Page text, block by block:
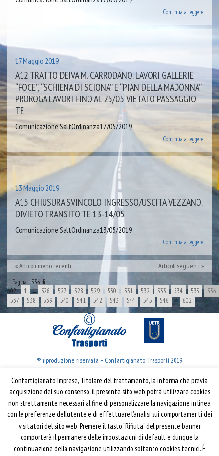
Continua a leggere
17 Maggio 2019
A12 TRATTO DEIVA M.-CARRODANO. LAVORI GALLERIE
“FOCE”, “SCHIENA DI SCIONA” E “PIAN DELLA MADONNA”
PROROGA LAVORI FINO AL 25/05 VIETATO PASSAGGIO
TE
Comunicazione SaltOrdinanza17/05/2019
Continua a leggere
13 Maggio 2019
A15 CHIUSURA SVINCOLO INGRESSO/USCITA VEZZANO.
DIVIETO TRANSITO TE 13-14/05
Comunicazione SaltOrdinanza13/05/2019
Continua a leggere
Articoli meno recenti Articoli seguenti
Pagina 536 di
602
1 ← 526 527 528 529 530 531 532 533 534 535
536
537
538 539 540 541 542 543 544 545 546 >> 602
® riproduzione riservata – Confartigianato Trasporti 2019
Confartigianato Trasporti
Via S. Giovanni in Laterano, 152 | 00184 Roma
T: 06 70374.275
trasporti@confartigianato.it
confartigianatotrasporti@pec.it
Confartigianato Imprese, Titolare del trattamento, la informa che previa
acquisizione del suo consenso, il presente sito web potrà utilizzare cookies
non strettamente necessari al fine di personalizzare la navigazione in linea
con le preferenze dell’utente e di effettuare l’analisi sui comportamenti dei
visitatori del sito web. Premere il tasto “Rifiuta” del presente banner
comporterà il permanere delle impostazioni di default e dunque la
continuazione della navigazione utilizzando soltanto cookies tecnici. È